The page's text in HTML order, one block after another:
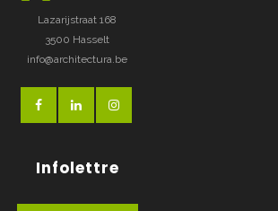
Lazarijstraat 168
3500 Hasselt
info@architectura.be
Infolettre